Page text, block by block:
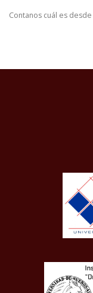
Contanos cuál es desde